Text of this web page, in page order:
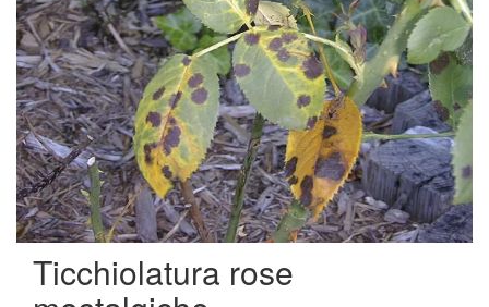
Ticchiolatura rose